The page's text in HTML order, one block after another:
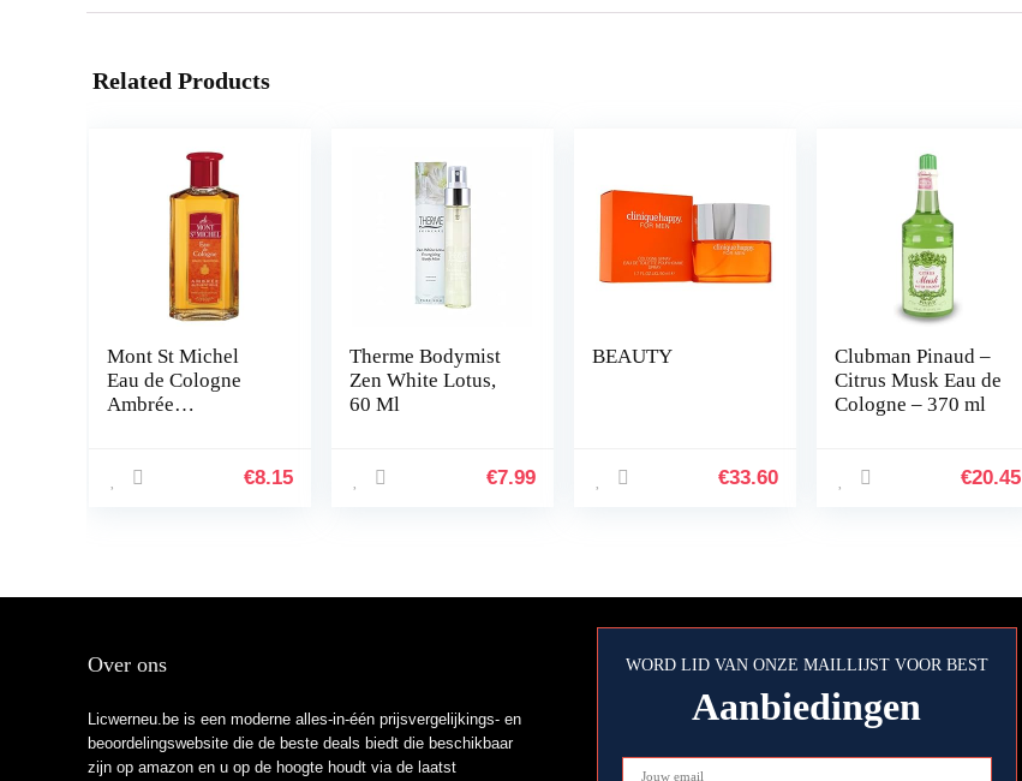
Related Products
Mont St Michel
Eau de Cologne
Ambrée
€8.15
Therme Bodymist
Zen White Lotus,
60 Ml
€7.99
BEAUTY
€33.60
Clubman Pinaud –
Citrus Musk Eau de
Cologne – 370 ml
€20.45
Over ons
Licwerneu.be is een moderne alles-in-één prijsvergelijkings- en
beoordelingswebsite die de beste deals biedt die beschikbaar
zijn op amazon en u op de hoogte houdt via de laatst
WORD LID VAN ONZE MAILLIJST VOOR BEST
Aanbiedingen